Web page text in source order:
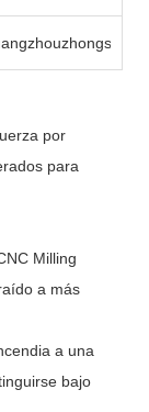
por
para
Milling
a más
a una
bajo